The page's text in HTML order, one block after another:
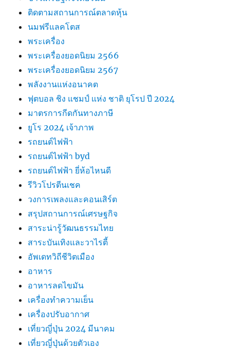
ติดตามสถานการณ์ตลาดหุ้น
นมฟรีแลคโตส
พระเครื่อง
พระเครื่องยอดนิยม 2566
พระเครื่องยอดนิยม 2567
พลังงานแห่งอนาคต
ฟุตบอล ชิง แชมป์ แห่ง ชาติ ยุโรป ปี 2024
มาตรการกีดกันทางภาษี
ยูโร 2024 เจ้าภาพ
รถยนต์ไฟฟ้า
รถยนต์ไฟฟ้า byd
รถยนต์ไฟฟ้า ยี่ห้อไหนดี
รีวิวโปรตีนเชค
วงการเพลงและคอนเสิร์ต
สรุปสถานการณ์เศรษฐกิจ
สาระน่ารู้วัฒนธรรมไทย
สาระบันเทิงและวาไรตี้
อัพเดทวิถีชีวิตเมือง
อาหาร
อาหารลดไขมัน
เครื่องทำความเย็น
เครื่องปรับอากาศ
เที่ยวญี่ปุ่น 2024 มีนาคม
เที่ยวญี่ปุ่นด้วยตัวเอง